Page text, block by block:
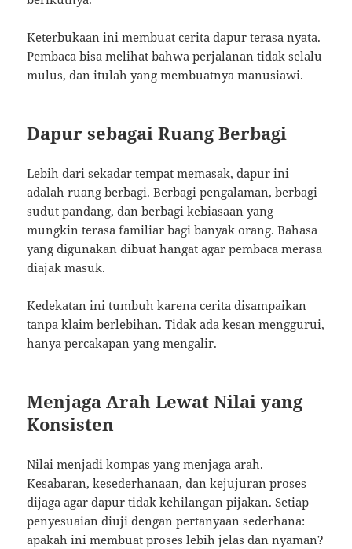
Keterbukaan ini membuat cerita dapur terasa nyata.
Pembaca bisa melihat bahwa perjalanan tidak selalu
mulus, dan itulah yang membuatnya manusiawi.
Dapur sebagai Ruang Berbagi
Lebih dari sekadar tempat memasak, dapur ini
adalah ruang berbagi. Berbagi pengalaman, berbagi
sudut pandang, dan berbagi kebiasaan yang
mungkin terasa familiar bagi banyak orang. Bahasa
yang digunakan dibuat hangat agar pembaca merasa
diajak masuk.
Kedekatan ini tumbuh karena cerita disampaikan
tanpa klaim berlebihan. Tidak ada kesan menggurui,
hanya percakapan yang mengalir.
Menjaga Arah Lewat Nilai yang
Konsisten
Nilai menjadi kompas yang menjaga arah.
Kesabaran, kesederhanaan, dan kejujuran proses
dijaga agar dapur tidak kehilangan pijakan. Setiap
penyesuaian diuji dengan pertanyaan sederhana:
apakah ini membuat proses lebih jelas dan nyaman?